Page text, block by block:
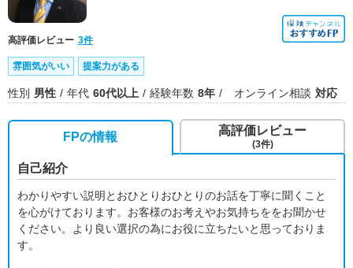
高評価レビュー 3件
雰囲気がいい 提案力がある
性別 男性 年代 60代以上 経験年数 8年 オンライン相談 対応
FPの情報
自己紹介
わかりやすい説明とおひとりおひとりのお話を丁寧に聞くこと
を心がけております。お客様のお考えやお気持ちををお聞かせ
ください。より良い選択の為にお役に立ちたいと思っておりま
す。
高評価レビュー
(3件)